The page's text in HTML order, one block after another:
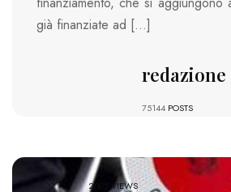
già finanziate ad […]
redazione
75144 POSTS
2095 VIEWS